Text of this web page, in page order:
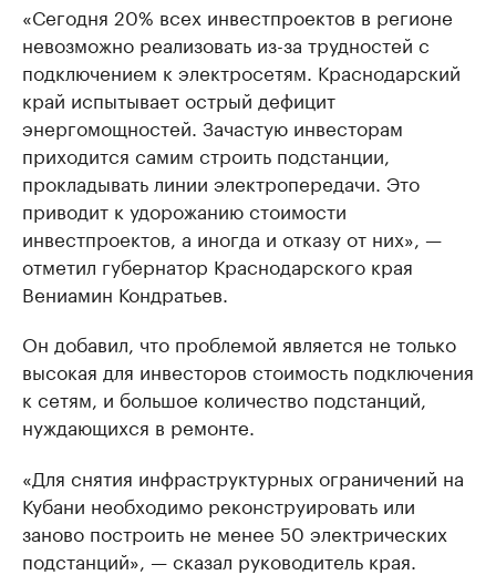
«Сегодня 20% всех инвестпроектов в регионе
невозможно реализовать из-за трудностей с
подключением к электросетям. Краснодарский
край испытывает острый дефицит
энергомощностей. Зачастую инвесторам
приходится самим строить подстанции,
прокладывать линии электропередачи. Это
приводит к удорожанию стоимости
инвестпроектов, а иногда и отказу от них», —
отметил губернатор Краснодарского края
Вениамин Кондратьев.
Он добавил, что проблемой является не только
высокая для инвесторов стоимость подключения
к сетям, и большое количество подстанций,
нуждающихся в ремонте.
«Для снятия инфраструктурных ограничений на
Кубани необходимо реконструировать или
заново построить не менее 50 электрических
подстанций», — сказал руководитель края.